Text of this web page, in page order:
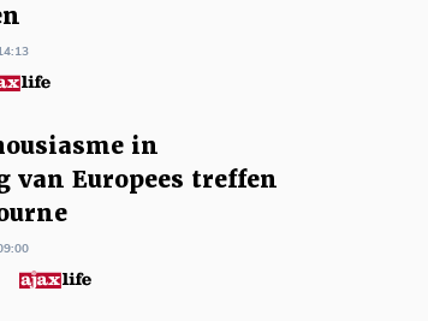
in
van Europees treffen